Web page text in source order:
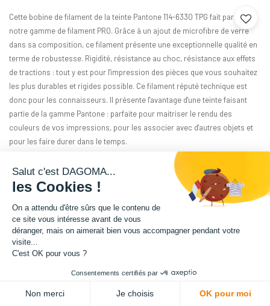
Cette bobine de filament de la teinte Pantone 114-6330 TPG fait partie de
notre gamme de filament PRO. Grâce à un ajout de microfibre de verre
dans sa composition, ce filament présente une exceptionnelle qualité en
terme de robustesse. Rigidité, résistance au choc, résistance aux effets
de tractions : tout y est pour l'impression des pièces que vous souhaitez
les plus durables et rigides possible. Ce filament réputé technique est
donc pour les connaisseurs. Il présente l'avantage d'une teinte faisant
partie de la gamme Pantone : parfaite pour maitriser le rendu des
couleurs de vos impressions, pour les associer avec d'autres objets et
pour les faire durer dans le temps.
Matière : PA12-GF
Grammage : 1800 g
Couleur : Vert Pomme
Salut c'est DAGOMA...
les Cookies !
On a attendu d'être sûrs que le contenu de
ce site vous intéresse avant de vous
déranger, mais on aimerait bien vous accompagner pendant votre
visite...
C'est OK pour vous ?
Consentements certifiés par
Non merci Je choisis OK pour moi